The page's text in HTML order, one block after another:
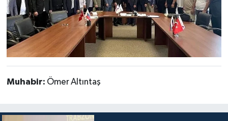
Muhabir: Ömer Altıntaş